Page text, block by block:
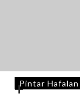
+Pintar